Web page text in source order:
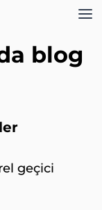
blog
geçici